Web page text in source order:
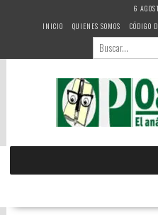
6
INICIO
QUIENES SOMOS CÓDIGO